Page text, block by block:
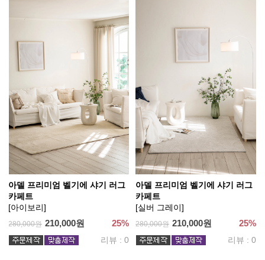
아델 프리미엄 벨기에 샤기 러그
카페트
[아이보리]
280,000원 210,000원 25%
리뷰 : 0
아델 프리미엄 벨기에 샤기 러그
카페트
[실버 그레이]
280,000원 210,000원 25%
리뷰 : 0